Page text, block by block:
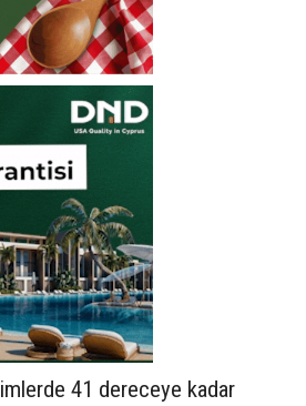
41 dereceye kadar